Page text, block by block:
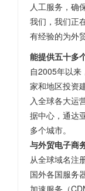
人工服务，确
我们，我们正
有经验的为外
能提供五十多
自2005年以来
家和地区投资
入全球各大运
据中心，通达
多个城市。
与外贸电子商
从全球域名注
国外各国服务
加速服务（